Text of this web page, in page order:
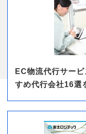
EC物流代行サー
すめ代行会社16選